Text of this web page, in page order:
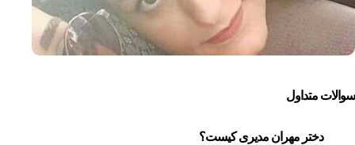
سوالات متداول
دختر مهران مدیری کیست؟